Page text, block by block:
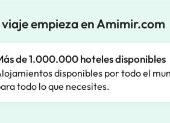
viaje empieza en Amimir.com
de 1.000.000 hoteles disponibles
disponibles por todo el
todo lo que necesites.